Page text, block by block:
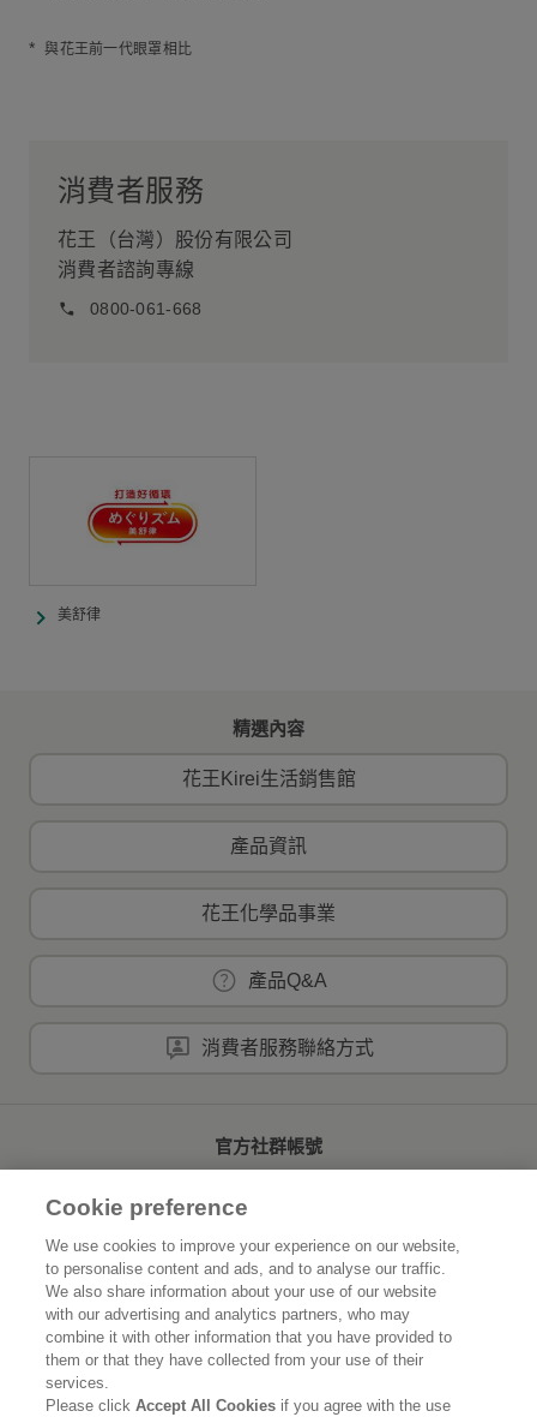
* 與花王前一代眼罩相比
消費者服務
花王（台灣）股份有限公司
消費者諮詢專線
0800-061-668
美舒律
精選內容
花王Kirei生活銷售館
產品資訊
花王化學品事業
產品Q&A
消費者服務聯絡方式
官方社群帳號
首頁 關於花王
可持續發展 創新研發
品牌資訊
Cookie preference
We use cookies to improve your experience on our website,
to personalise content and ads, and to analyse our traffic.
We also share information about your use of our website
with our advertising and analytics partners, who may
combine it with other information that you have provided to
them or that they have collected from your use of their
services.
Please clickAccept All Cookies if you agree with the use